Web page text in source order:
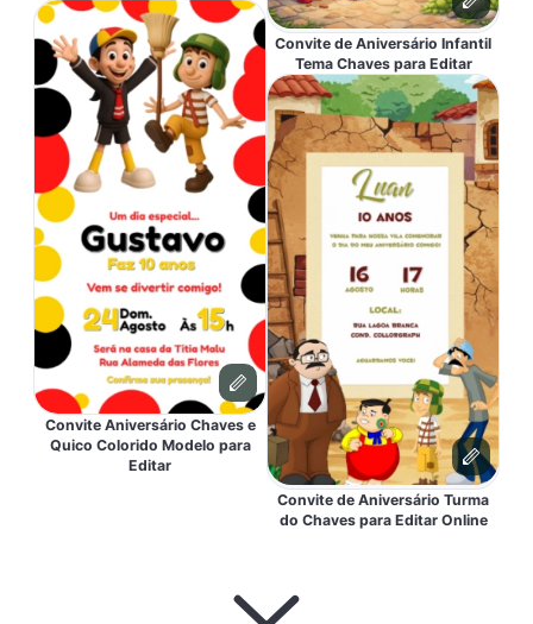
Convite Aniversário Chaves e
Quico Colorido Modelo para
Editar
Convite de Aniversário Infantil
Tema Chaves para Editar
Convite de Aniversário Turma
do Chaves para Editar Online